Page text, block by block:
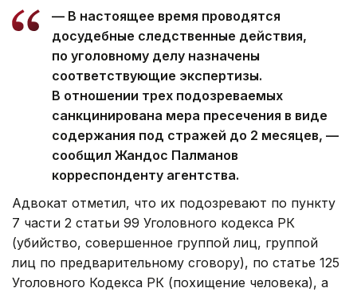
— В настоящее время проводятся
досудебные следственные действия,
по уголовному делу назначены
соответствующие экспертизы.
В отношении трех подозреваемых
санкцинирована мера пресечения в виде
содержания под стражей до 2 месяцев, —
сообщил Жандос Палманов
корреспонденту агентства.
Адвокат отметил, что их подозревают по пункту
7 части 2 статьи 99 Уголовного кодекса РК
(убийство, совершенное группой лиц, группой
лиц по предварительному сговору), по статье 125
Уголовного Кодекса РК (похищение человека), а